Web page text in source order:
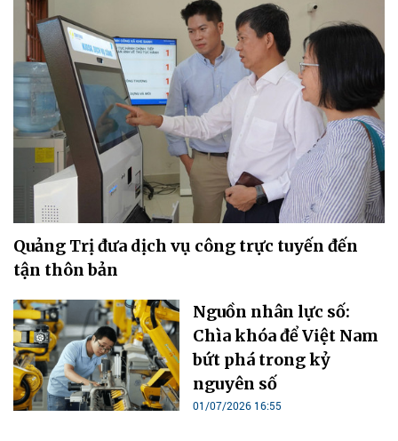
Quảng Trị đưa dịch vụ công trực tuyến đến
tận thôn bản
Nguồn nhân lực số:
Chìa khóa để Việt Nam
bứt phá trong kỷ
nguyên số
01/07/2026 16:55